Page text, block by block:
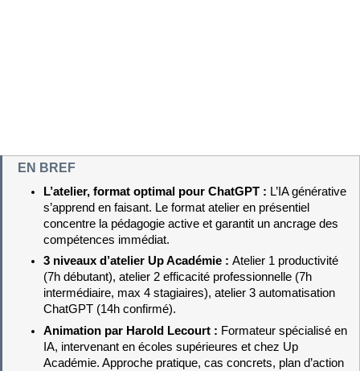
EN BREF
L’atelier, format optimal pour ChatGPT : L’IA générative
s’apprend en faisant. Le format atelier en présentiel
concentre la pédagogie active et garantit un ancrage des
compétences immédiat.
3 niveaux d’atelier Up Académie : Atelier 1 productivité
(7h débutant), atelier 2 efficacité professionnelle (7h
intermédiaire, max 4 stagiaires), atelier 3 automatisation
ChatGPT (14h confirmé).
Animation par Harold Lecourt : Formateur spécialisé en
IA, intervenant en écoles supérieures et chez Up
Académie. Approche pratique, cas concrets, plan d’action